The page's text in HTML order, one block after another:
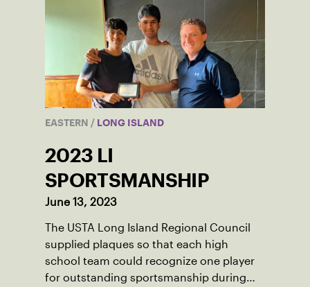
EASTERN / LONG ISLAND
2023 LI
SPORTSMANSHIP
June 13, 2023
The USTA Long Island Regional Council
supplied plaques so that each high
school team could recognize one player
for outstanding sportsmanship during